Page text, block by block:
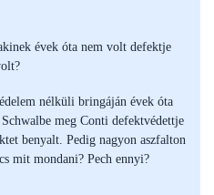
évek óta nem volt defektje
nélküli bringáján évek óta
meg Conti defektvédettje
benyalt. Pedig nagyon aszfalton
mit mondani? Pech ennyi?